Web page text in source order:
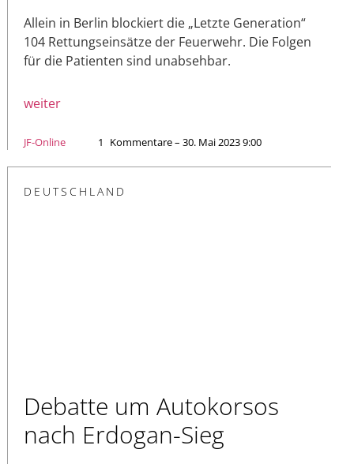
Allein in Berlin blockiert die „Letzte Generation“
104 Rettungseinsätze der Feuerwehr. Die Folgen
für die Patienten sind unabsehbar.
weiter
JF-Online 1 Kommentare – 30. Mai 2023 9:00
DEUTSCHLAND
Debatte um Autokorsos
nach Erdogan-Sieg